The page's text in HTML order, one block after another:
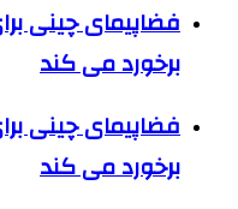
فضاپیمای چینی
برخورد می کند
فضاپیمای چینی
برخورد می کند